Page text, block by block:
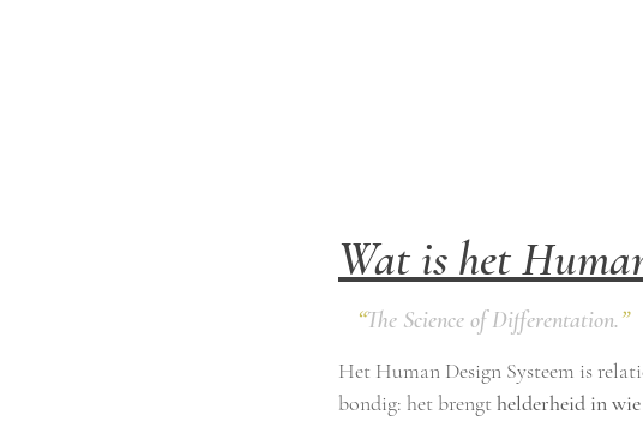
Wat is het
“The Science of Differentation. ”
Het Human Design Systeem is
bondig: het brengthelderheid in